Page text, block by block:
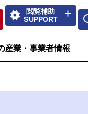
閲覧補助
SUPPORT
産業・事業者情報